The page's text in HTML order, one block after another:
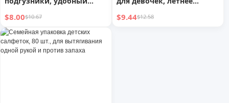
гаджет, тренировочные
штаны
$8.00$10.67
детское нижнее белье с
$9.44$12.58